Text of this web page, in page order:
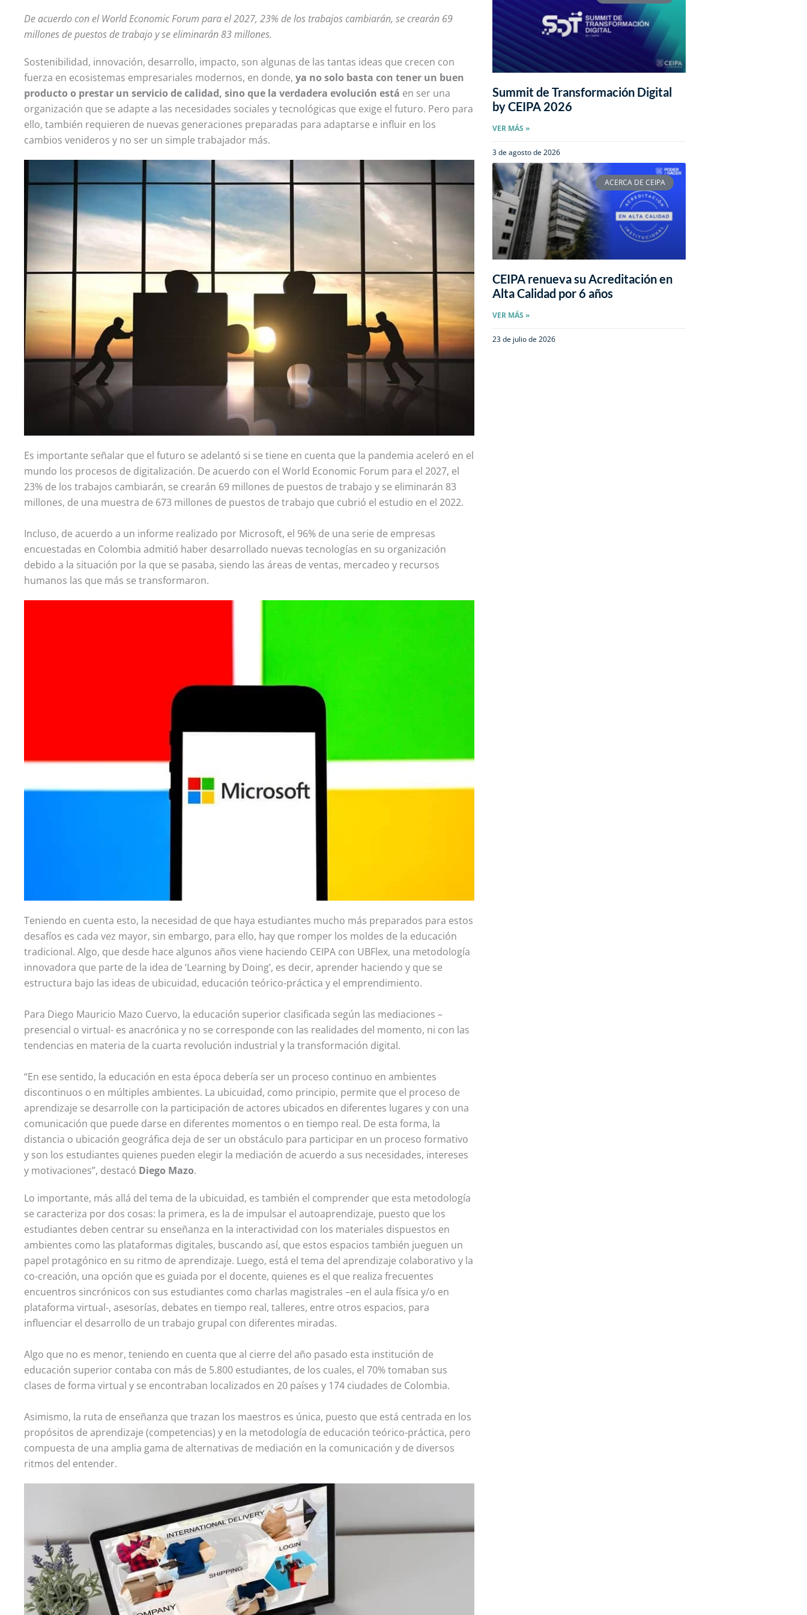
De acuerdo con el World Economic Forum para el 2027, 23% de los trabajos cambiarán, se crearán 69
millones de puestos de trabajo y se eliminarán 83 millones.
Sostenibilidad, innovación, desarrollo, impacto, son algunas de las tantas ideas que crecen con
fuerza en ecosistemas empresariales modernos, en donde, ya no solo basta con tener un buen
producto o prestar un servicio de calidad, sino que la verdadera evolución está en ser una
organización que se adapte a las necesidades sociales y tecnológicas que exige el futuro. Pero para
ello, también requieren de nuevas generaciones preparadas para adaptarse e influir en los
cambios venideros y no ser un simple trabajador más.
Es importante señalar que el futuro se adelantó si se tiene en cuenta que la pandemia aceleró en el
mundo los procesos de digitalización. De acuerdo con el World Economic Forum para el 2027, el
23% de los trabajos cambiarán, se crearán 69 millones de puestos de trabajo y se eliminarán 83
millones, de una muestra de 673 millones de puestos de trabajo que cubrió el estudio en el 2022.
Incluso, de acuerdo a un informe realizado por Microsoft, el 96% de una serie de empresas
encuestadas en Colombia admitió haber desarrollado nuevas tecnologías en su organización
debido a la situación por la que se pasaba, siendo las áreas de ventas, mercadeo y recursos
humanos las que más se transformaron.
Teniendo en cuenta esto, la necesidad de que haya estudiantes mucho más preparados para estos
desafíos es cada vez mayor, sin embargo, para ello, hay que romper los moldes de la educación
tradicional. Algo, que desde hace algunos años viene haciendo CEIPA con UBFlex, una metodología
innovadora que parte de la idea de ‘Learning by Doing’, es decir, aprender haciendo y que se
estructura bajo las ideas de ubicuidad, educación teórico-práctica y el emprendimiento.
Para Diego Mauricio Mazo Cuervo, la educación superior clasificada según las mediaciones –
presencial o virtual- es anacrónica y no se corresponde con las realidades del momento, ni con las
tendencias en materia de la cuarta revolución industrial y la transformación digital.
“En ese sentido, la educación en esta época debería ser un proceso continuo en ambientes
discontinuos o en múltiples ambientes. La ubicuidad, como principio, permite que el proceso de
aprendizaje se desarrolle con la participación de actores ubicados en diferentes lugares y con una
comunicación que puede darse en diferentes momentos o en tiempo real. De esta forma, la
distancia o ubicación geográfica deja de ser un obstáculo para participar en un proceso formativo
y son los estudiantes quienes pueden elegir la mediación de acuerdo a sus necesidades, intereses
y motivaciones”, destacó Diego Mazo.
Lo importante, más allá del tema de la ubicuidad, es también el comprender que esta metodología
se caracteriza por dos cosas: la primera, es la de impulsar el autoaprendizaje, puesto que los
estudiantes deben centrar su enseñanza en la interactividad con los materiales dispuestos en
ambientes como las plataformas digitales, buscando así, que estos espacios también jueguen un
papel protagónico en su ritmo de aprendizaje. Luego, está el tema del aprendizaje colaborativo y la
co-creación, una opción que es guiada por el docente, quienes es el que realiza frecuentes
encuentros sincrónicos con sus estudiantes como charlas magistrales –en el aula física y/o en
plataforma virtual-, asesorías, debates en tiempo real, talleres, entre otros espacios, para
influenciar el desarrollo de un trabajo grupal con diferentes miradas.
Algo que no es menor, teniendo en cuenta que al cierre del año pasado esta institución de
educación superior contaba con más de 5.800 estudiantes, de los cuales, el 70% tomaban sus
clases de forma virtual y se encontraban localizados en 20 países y 174 ciudades de Colombia.
Asimismo, la ruta de enseñanza que trazan los maestros es única, puesto que está centrada en los
propósitos de aprendizaje (competencias) y en la metodología de educación teórico-práctica, pero
compuesta de una amplia gama de alternativas de mediación en la comunicación y de diversos
ritmos del entender.
Summit de Transformación Digital
by CEIPA 2026
VER MÁS »
3 de agosto de 2026
ACERCA DE CEIPA
CEIPA renueva su Acreditación en
Alta Calidad por 6 años
VER MÁS »
23 de julio de 2026